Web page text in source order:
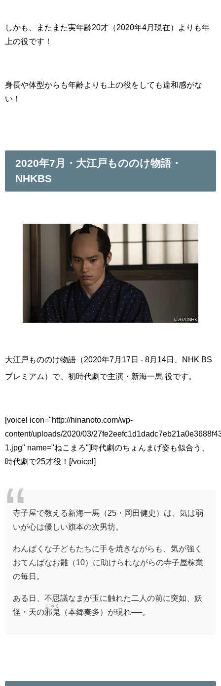
しかも、またまた実年齢20才（2020年4月現在）よりも年
上の役です！
身長や体型からも年齢よりも上の役をしても違和感がな
い！
2020年7月・大江戸もののけ物語・
NHKBS
大江戸もののけ物語（2020年7月17日 - 8月14日、NHK BS
プレミアム）で、初時代劇で主演・新海一馬 役です。
[voicel icon="http://hinanoto.com/wp-
content/uploads/2020/03/
1.jpg" name="ねこまろ"]時代劇のちょんまげ姿も似合う、
時代劇で25才役！[/voicel]
寺子屋で教える新海一馬（25・岡田健史）は、気は弱
いが心は優しい旗本の次男坊。
わんぱくな子どもたちに手を焼きながらも、気が強く
おてんばなお雛（10）に助けられながらの寺子屋稼業
の毎日。
ある日、不思議なまが玉に触れた二人の前に突如、妖
怪・天の邪鬼
じゃく
（本郷奏多）が現れ──。